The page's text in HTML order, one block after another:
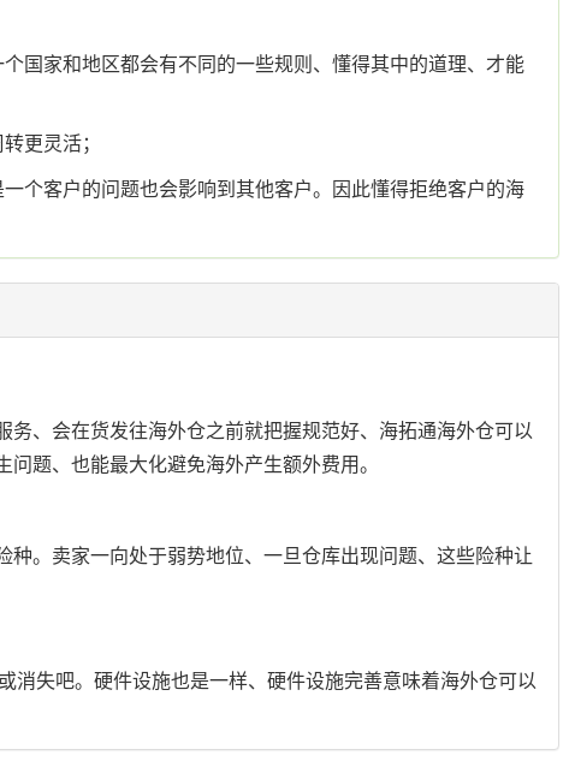
国家和地区都会有不同的一些规则、懂得其中的道理、才能
更灵活；
个客户的问题也会影响到其他客户。因此懂得拒绝客户的海
、会在货发往海外仓之前就把握规范好、海拓通海外仓可以
题、也能最大化避免海外产生额外费用。
。卖家一向处于弱势地位、一旦仓库出现问题、这些险种让
失吧。硬件设施也是一样、硬件设施完善意味着海外仓可以